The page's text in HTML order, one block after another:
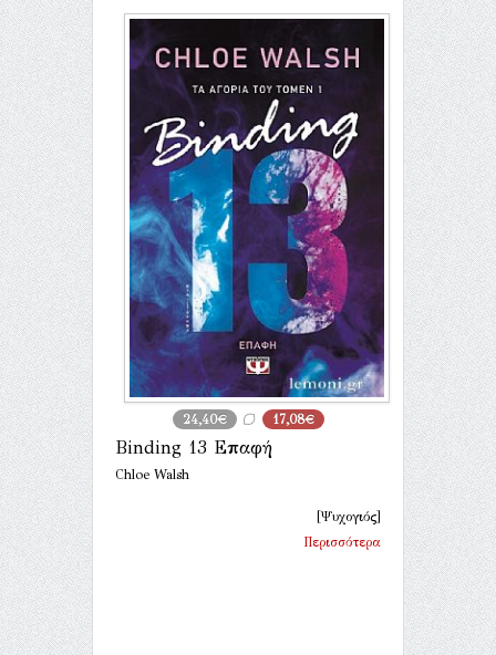
24,40€ 17,08€
Binding 13 Επαφή
Chloe Walsh
[Ψυχογιός]
Περισσότερα